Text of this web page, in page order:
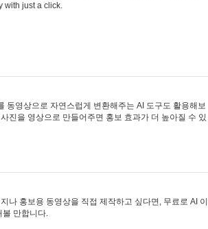
with just a click.
동영상으로 자연스럽게 변환해주는 AI 도구도 활용해보
진을 영상으로 만들어주면 홍보 효과가 더 높아질 수 있
나 홍보용 동영상을 직접 제작하고 싶다면, 무료로 AI 이
만합니다.